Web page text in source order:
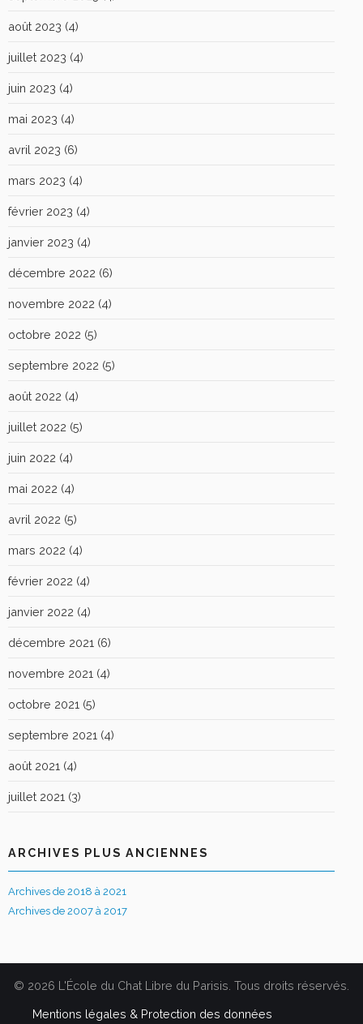
août 2023 (4)
juillet 2023 (4)
juin 2023 (4)
mai 2023 (4)
avril 2023 (6)
mars 2023 (4)
février 2023 (4)
janvier 2023 (4)
décembre 2022 (6)
novembre 2022 (4)
octobre 2022 (5)
septembre 2022 (5)
août 2022 (4)
juillet 2022 (5)
juin 2022 (4)
mai 2022 (4)
avril 2022 (5)
mars 2022 (4)
février 2022 (4)
janvier 2022 (4)
décembre 2021 (6)
novembre 2021 (4)
octobre 2021 (5)
septembre 2021 (4)
août 2021 (4)
juillet 2021 (3)
ARCHIVES PLUS ANCIENNES
Archives de 2018 à 2021
Archives de 2007 à 2017
© 2026 L'École du Chat Libre du Parisis. Tous droits réservés.
Mentions légales & Protection des données